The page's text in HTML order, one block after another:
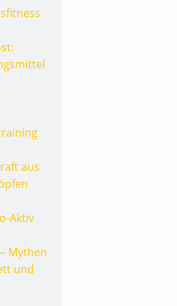
aus
Aktiv
Mythen
und